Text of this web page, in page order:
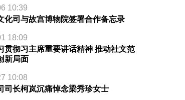
10:39
化司与故宫博物院签署合作备忘录
18:09
贯彻习主席重要讲话精神 推动社文范
新局面
10:08
司长柯岚沉痛悼念梁秀珍女士